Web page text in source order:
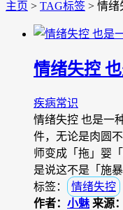
主页 > TAG标签 > 情绪
情绪失控
疾病常识
情绪失控 也是一
件，无论是肉圆
师变成「拖」婴
是说这不是「施
标签：
情绪失控
作者： 小魅 来源：